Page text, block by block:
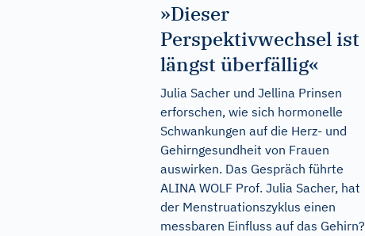
»Dieser
Perspektivwechsel ist
längst überfällig«
Julia Sacher und Jellina Prinsen
erforschen, wie sich hormonelle
Schwankungen auf die Herz- und
Gehirngesundheit von Frauen
auswirken. Das Gespräch führte
ALINA WOLF Prof. Julia Sacher, hat
der Menstruationszyklus einen
messbaren Einfluss auf das Gehirn?